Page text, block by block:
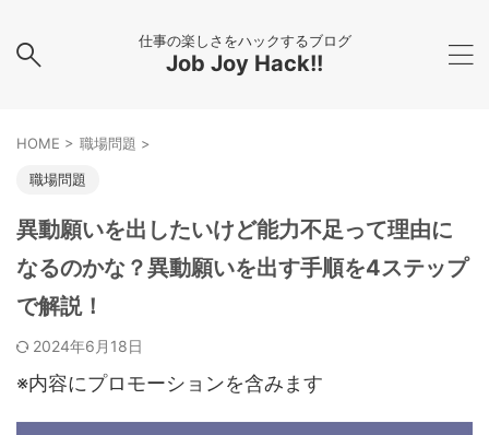
仕事の楽しさをハックするブログ
Job Joy Hack!!
HOME > 職場問題 >
職場問題
異動願いを出したいけど能力不足って理由に
なるのかな？異動願いを出す手順を4ステップ
で解説！
2024年6月18日
※内容にプロモーションを含みます